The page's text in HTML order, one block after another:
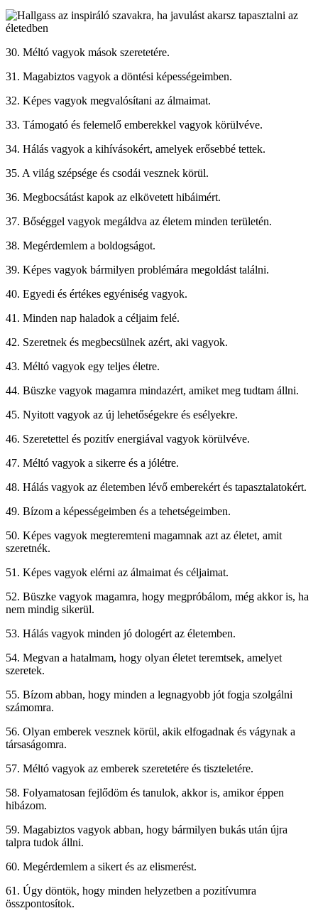
30. Méltó vagyok mások szeretetére.
31. Magabiztos vagyok a döntési képességeimben.
32. Képes vagyok megvalósítani az álmaimat.
33. Támogató és felemelő emberekkel vagyok körülvéve.
34. Hálás vagyok a kihívásokért, amelyek erősebbé tettek.
35. A világ szépsége és csodái vesznek körül.
36. Megbocsátást kapok az elkövetett hibáimért.
37. Bőséggel vagyok megáldva az életem minden területén.
38. Megérdemlem a boldogságot.
39. Képes vagyok bármilyen problémára megoldást találni.
40. Egyedi és értékes egyéniség vagyok.
41. Minden nap haladok a céljaim felé.
42. Szeretnek és megbecsülnek azért, aki vagyok.
43. Méltó vagyok egy teljes életre.
44. Büszke vagyok magamra mindazért, amiket meg tudtam állni.
45. Nyitott vagyok az új lehetőségekre és esélyekre.
46. Szeretettel és pozitív energiával vagyok körülvéve.
47. Méltó vagyok a sikerre és a jólétre.
48. Hálás vagyok az életemben lévő emberekért és tapasztalatokért.
49. Bízom a képességeimben és a tehetségeimben.
50. Képes vagyok megteremteni magamnak azt az életet, amit
szeretnék.
51. Képes vagyok elérni az álmaimat és céljaimat.
52. Büszke vagyok magamra, hogy megpróbálom, még akkor is, ha
nem mindig sikerül.
53. Hálás vagyok minden jó dologért az életemben.
54. Megvan a hatalmam, hogy olyan életet teremtsek, amelyet
szeretek.
55. Bízom abban, hogy minden a legnagyobb jót fogja szolgálni
számomra.
56. Olyan emberek vesznek körül, akik elfogadnak és vágynak a
társaságomra.
57. Méltó vagyok az emberek szeretetére és tiszteletére.
58. Folyamatosan fejlődöm és tanulok, akkor is, amikor éppen
hibázom.
59. Magabiztos vagyok abban, hogy bármilyen bukás után újra
talpra tudok állni.
60. Megérdemlem a sikert és az elismerést.
61. Úgy döntök, hogy minden helyzetben a pozitívumra
összpontosítok.